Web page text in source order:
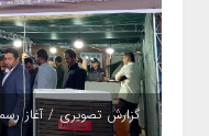
گزارش تصویری / آغاز